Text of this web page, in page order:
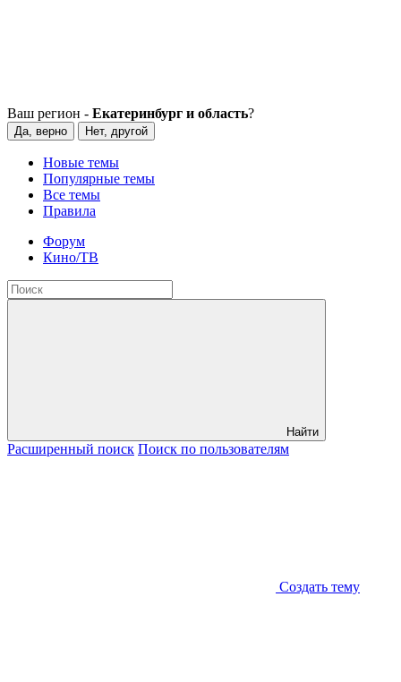
Ваш регион - Екатеринбург и область?
Да, верно Нет, другой
Новые темы
Популярные темы
Все темы
Правила
Форум
Кино/ТВ
Найти
Расширенный поиск Поиск по пользователям
Создать тему